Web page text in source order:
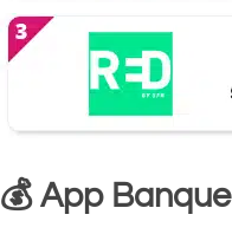
💰 App Banque